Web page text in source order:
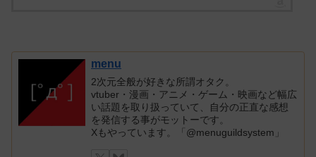
menu
2次元全般が好きな所謂オタク。
vtuber・漫画・アニメ・ゲーム・映画など幅広
い話題を取り扱っていて、自分の正直な感想
を発信する事がモットーです。
Xもやっています。「@menuguildsystem」